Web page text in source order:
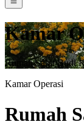
Kamar
Rumah Sakit Budi
Kamar Operasi
Rumah